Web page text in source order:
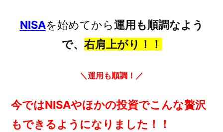
NISAを始めてから運用も順調なよう
で、 右肩上がり！！
＼運用も順調！／
今ではNISAやほかの投資でこんな贅沢
もできるようになりました！！